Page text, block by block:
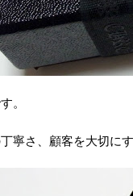
。
寧さ、顧客を大切に